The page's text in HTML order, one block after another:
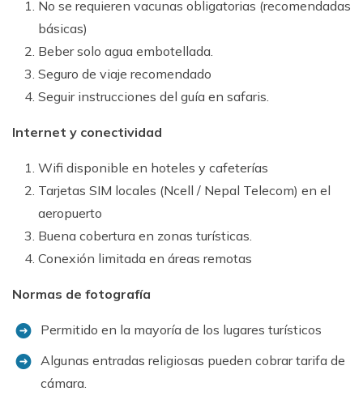
No se requieren vacunas obligatorias (recomendadas
básicas)
Beber solo agua embotellada.
Seguro de viaje recomendado
Seguir instrucciones del guía en safaris.
Internet y conectividad
Wifi disponible en hoteles y cafeterías
Tarjetas SIM locales (Ncell / Nepal Telecom) en el
aeropuerto
Buena cobertura en zonas turísticas.
Conexión limitada en áreas remotas
Normas de fotografía
Permitido en la mayoría de los lugares turísticos
Algunas entradas religiosas pueden cobrar tarifa de
cámara.